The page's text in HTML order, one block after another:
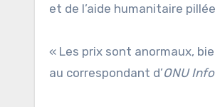
et de l’aide humanitaire
« Les prix sont anormaux,
au correspondant d’ONU Info